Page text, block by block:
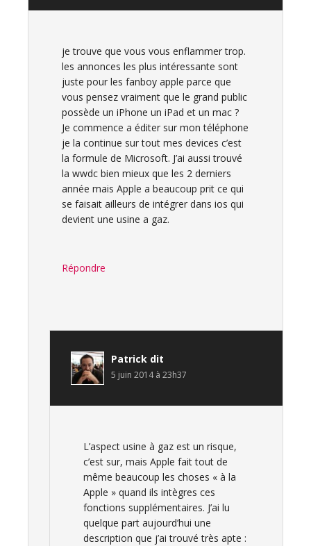
je trouve que vous vous enflammer trop.
les annonces les plus intéressante sont
juste pour les fanboy apple parce que
vous pensez vraiment que le grand public
possède un iPhone un iPad et un mac ?
Je commence a éditer sur mon téléphone
je la continue sur tout mes devices c’est
la formule de Microsoft. J’ai aussi trouvé
la wwdc bien mieux que les 2 derniers
année mais Apple a beaucoup prit ce qui
se faisait ailleurs de intégrer dans ios qui
devient une usine a gaz.
Répondre
Patrick dit
5 juin 2014 à 23h37
L’aspect usine à gaz est un risque,
c’est sur, mais Apple fait tout de
même beaucoup les choses « à la
Apple » quand ils intègres ces
fonctions supplémentaires. J’ai lu
quelque part aujourd’hui une
description que j’ai trouvé très apte :